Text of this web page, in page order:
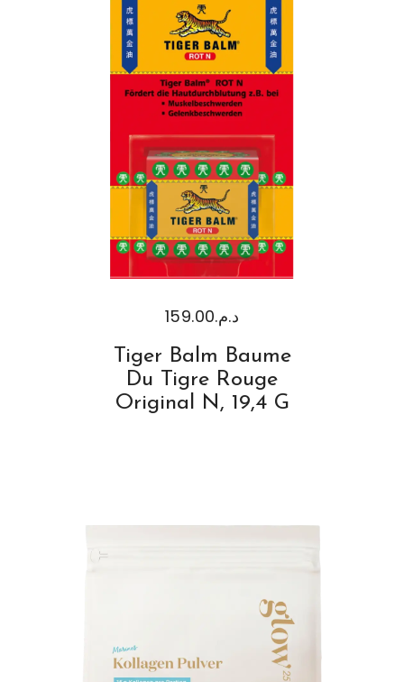
د.م.159.00
Tiger Balm Baume
Du Tigre Rouge
Original N, 19,4 G